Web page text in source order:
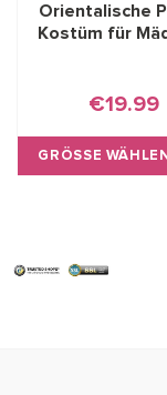
Orientalische
Kostüm für
€19.99
GRÖSSE WÄHLEN